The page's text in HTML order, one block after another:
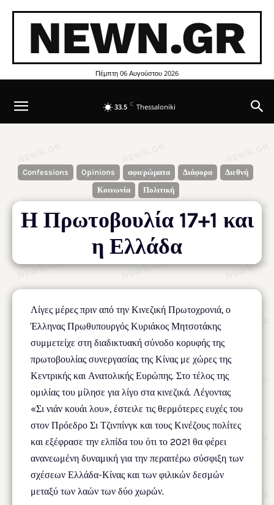
NEWN.GR
Πέμπτη 06 Αυγούστου 2026
33.5 C Thessaloniki
Confessions Opinions αφιερώματα Διάφορα
Διεθνή
Κοινωνία
Πολιτική
Η Πρωτοβουλία 17+1 και
η Ελλάδα
Λίγες μέρες πριν από την Κινεζική Πρωτοχρονιά, ο
Έλληνας Πρωθυπουργός Κυριάκος Μητσοτάκης
συμμετείχε στη διαδικτυακή σύνοδο κορυφής της
πρωτοβουλίας συνεργασίας της Κίνας με χώρες της
Κεντρικής και Ανατολικής Ευρώπης. Στο τέλος της
ομιλίας του μίλησε για λίγο στα κινεζικά. Λέγοντας
«Σι νιάν κουάι λου», έστειλε τις θερμότερες ευχές του
στον Πρόεδρο Σι Τζινπίνγκ και τους Κινέζους πολίτες
και εξέφρασε την ελπίδα του ότι το 2021 θα φέρει
ανανεωμένη δυναμική για την περαιτέρω σύσφιξη των
σχέσεων Ελλάδα-Κίνας και των φιλικών δεσμών
μεταξύ των λαών των δύο χωρών.